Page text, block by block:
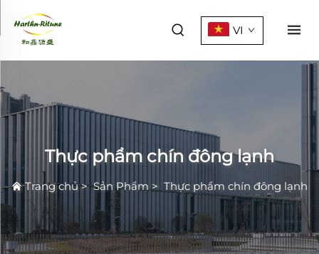
VI
Thực phẩm chín đông lạnh
Trang chủ>Sản Phẩm > Thực phẩm chín đông lạnh